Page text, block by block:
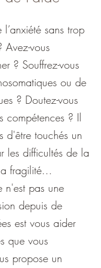
l’anxiété sans trop
vous
? Souffrez-vous
ou de
? Doutez-vous
compétences ? Il
d'être touchés un
les difficultés de la
fragilité...
n'est pas une
depuis de
est vous aider
que vous
propose un